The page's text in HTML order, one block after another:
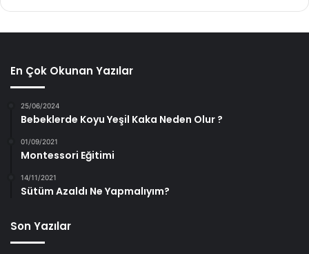
En Çok Okunan Yazılar
25/06/2024
Bebeklerde Koyu Yeşil Kaka Neden Olur ?
01/09/2021
Montessori Eğitimi
14/11/2021
Sütüm Azaldı Ne Yapmalıyım?
Son Yazılar